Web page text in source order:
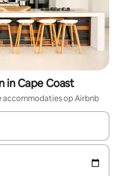
in Cape Coast
accommodaties op Airbnb
zijn, maak je een keuze